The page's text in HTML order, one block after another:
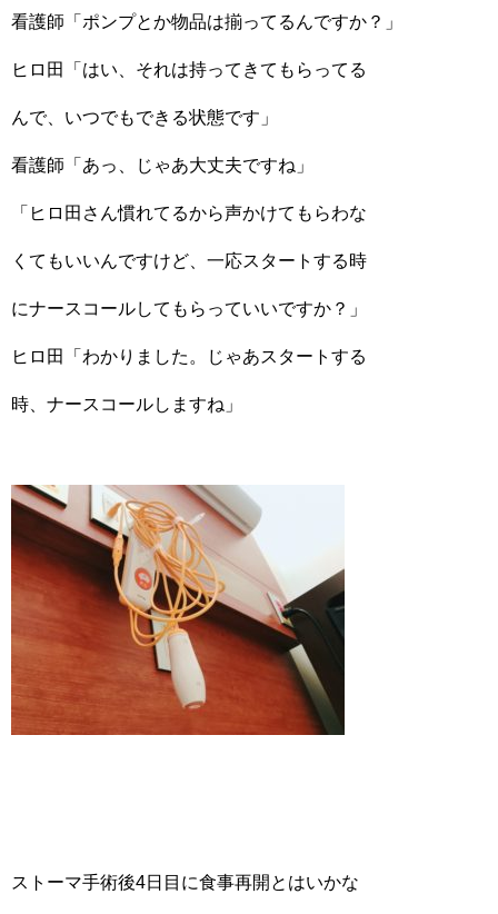
看護師「ポンプとか物品は揃ってるんですか？」
ヒロ田「はい、それは持ってきてもらってる
んで、いつでもできる状態です」
看護師「あっ、じゃあ大丈夫ですね」
「ヒロ田さん慣れてるから声かけてもらわな
くてもいいんですけど、一応スタートする時
にナースコールしてもらっていいですか？」
ヒロ田「わかりました。じゃあスタートする
時、ナースコールしますね」
ストーマ手術後4日目に食事再開とはいかな